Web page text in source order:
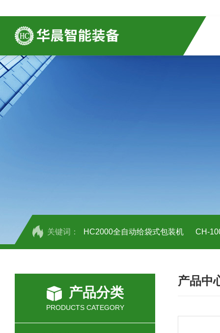
关键词： HC2000全自动给袋式包装机 CH-
产品中
产品分类
PRODUCTS CATEGORY